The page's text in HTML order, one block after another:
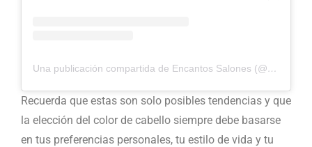
Una publicación compartida de Encantos Salones (@encantosalones)
Recuerda que estas son solo posibles tendencias y que
la elección del color de cabello siempre debe basarse
en tus preferencias personales, tu estilo de vida y tu